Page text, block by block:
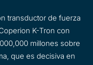
transductor de fuerza
K-Tron con
millones sobre
que es decisiva en